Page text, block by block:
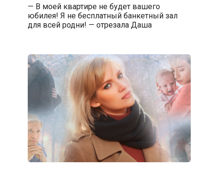
— В моей квартире не будет вашего
юбилея! Я не бесплатный банкетный зал
для всей родни! — отрезала Даша